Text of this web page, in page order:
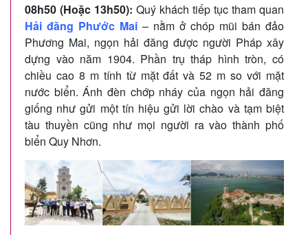
08h50 (Hoặc 13h50): Quý khách tiếp tục tham quan
Hải đăng Phước Mai – nằm ở chóp mũi bán đảo
Phương Mai, ngọn hải đăng được người Pháp xây
dựng vào năm 1904. Phần trụ tháp hình tròn, có
chiều cao 8 m tính từ mặt đất và 52 m so với mặt
nước biển. Ánh đèn chớp nháy của ngọn hải đăng
giống như gửi một tín hiệu gửi lời chào và tạm biệt
tàu thuyền cũng như mọi người ra vào thành phố
biển Quy Nhơn.